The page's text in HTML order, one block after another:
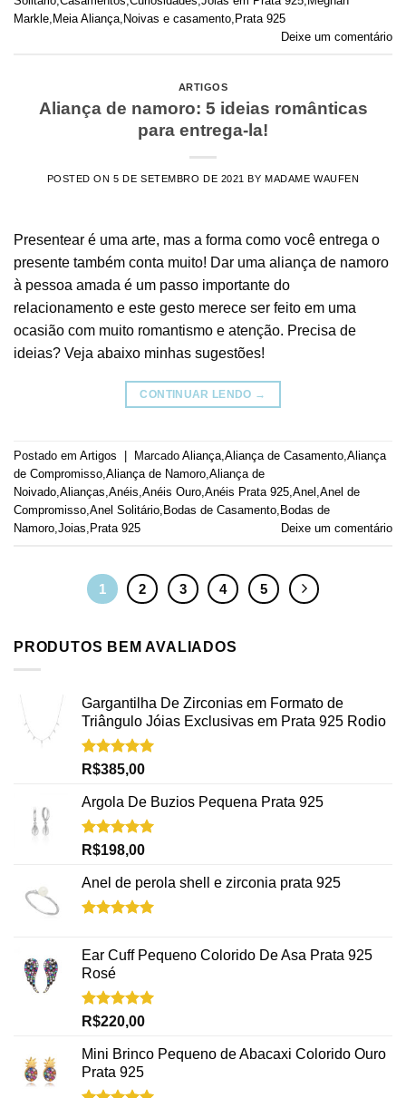
Markle, Meia Aliança, Noivas e casamento, Prata 925
Deixe um comentário
ARTIGOS
Aliança de namoro: 5 ideias românticas
para entrega-la!
POSTED ON5 DE SETEMBRO DE 2021 BYMADAME WAUFEN
Presentear é uma arte, mas a forma como você entrega o
presente também conta muito! Dar uma aliança de namoro
à pessoa amada é um passo importante do
relacionamento e este gesto merece ser feito em uma
ocasião com muito romantismo e atenção. Precisa de
ideias? Veja abaixo minhas sugestões!
CONTINUAR LENDO →
Postado em Artigos Marcado Aliança Aliança de Casamento Aliança
de Compromisso Aliança de Namoro Aliança de
Noivado Alianças Anéis Anéis Ouro Anéis Prata 925 Anel Anel de
Compromisso Anel Solitário Bodas de Casamento Bodas de
Namoro Joias Prata 925 Deixe um comentário
1 2 3 4 5
PRODUTOS BEM AVALIADOS
Gargantilha De Zirconias em Formato de
Triângulo Jóias Exclusivas em Prata 925 Rodio
Avaliação
R$385,00
Argola De Buzios Pequena Prata 925
Avaliação
R$198,00
Anel de perola shell e zirconia prata 925
Ear Cuff Pequeno Colorido De Asa Prata 925
Rosé
Avaliação
R$220,00
Mini Brinco Pequeno de Abacaxi Colorido Ouro
Prata 925